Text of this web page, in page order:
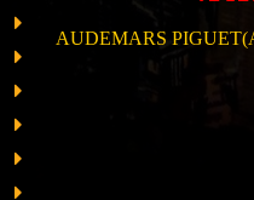
AUDEMARS